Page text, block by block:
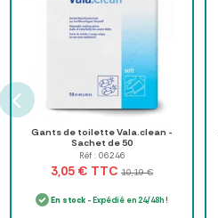
Gants de toilette Vala.clean -
Sachet de 50
Réf : 06246
3,05 € TTC 10,19 €
En stock - Expédié en 24/48h !